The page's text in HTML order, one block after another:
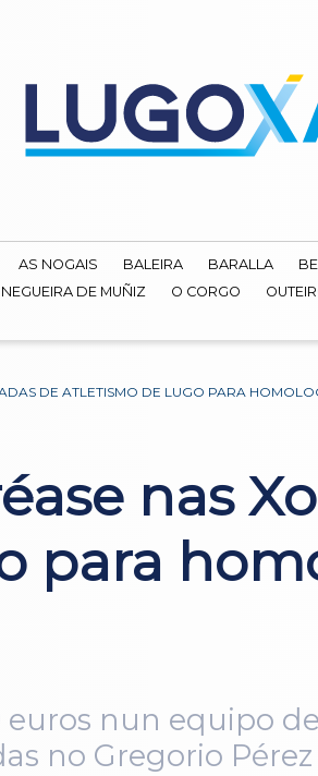
AS NOGAIS BALEIRA BARALLA
NEGUEIRA DE MUÑIZ O CORGO
DE ATLETISMO DE LUGO PARA
nas
para
euros nun equipo
no Gregorio Pérez